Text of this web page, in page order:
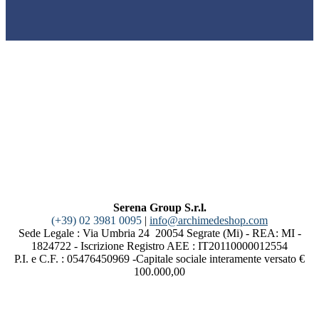
Serena Group S.r.l.
(+39) 02 3981 0095 | info@archimedeshop.com
Sede Legale : Via Umbria 24 20054 Segrate (Mi) - REA: MI -
1824722 - Iscrizione Registro AEE : IT20110000012554
P.I. e C.F. : 05476450969 -Capitale sociale interamente versato €
100.000,00